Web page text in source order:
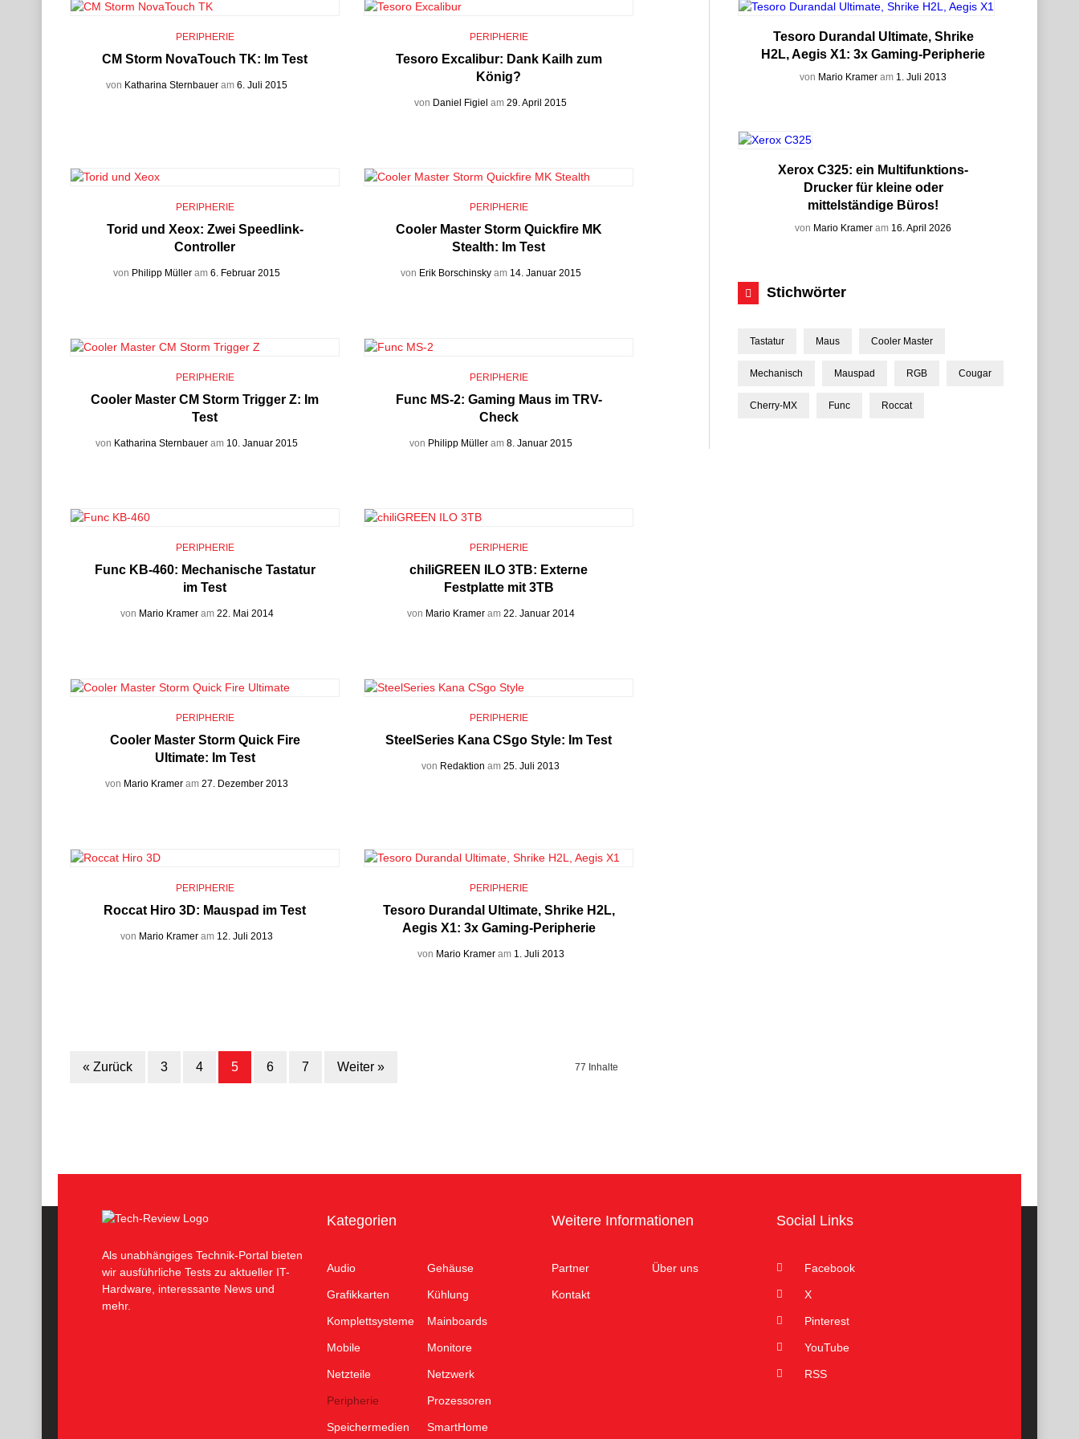
PERIPHERIE
CM Storm NovaTouch TK: Im Test
von Katharina Sternbauer am6. Juli 2015
PERIPHERIE
Tesoro Excalibur: Dank Kailh zum
König?
von Daniel Figiel am29. April 2015
PERIPHERIE
Torid und Xeox: Zwei Speedlink-
Controller
von Philipp Müller am6. Februar 2015
PERIPHERIE
Cooler Master Storm Quickfire MK
Stealth: Im Test
von Erik Borschinskyam 14. Januar 2015
PERIPHERIE
Cooler Master CM Storm Trigger Z: Im
Test
von Katharina Sternbauer am 10. Januar 2015
PERIPHERIE
Func MS-2: Gaming Maus im TRV-
Check
von Philipp Mülleram 8. Januar 2015
PERIPHERIE
Func KB-460: Mechanische Tastatur
im Test
von Mario Krameram 22. Mai 2014
PERIPHERIE
chiliGREEN ILO 3TB: Externe
Festplatte mit 3TB
von Mario Krameram 22. Januar 2014
PERIPHERIE
Cooler Master Storm Quick Fire
Ultimate: Im Test
von Mario Kramer am27. Dezember 2013
PERIPHERIE
SteelSeries Kana CSgo Style: Im Test
von Redaktion am25. Juli 2013
PERIPHERIE
Roccat Hiro 3D: Mauspad im Test
von Mario Kramer am 12. Juli 2013
PERIPHERIE
Tesoro Durandal Ultimate, Shrike H2L,
Aegis X1: 3x Gaming-Peripherie
von Mario Krameram 1. Juli 2013
« Zurück 3 4 5 6 7 Weiter » 77 Inhalte
Tesoro Durandal Ultimate, Shrike
H2L, Aegis X1: 3x Gaming-Peripherie
von Mario Kramer am 1. Juli 2013
Xerox C325: ein Multifunktions-
Drucker für kleine oder
mittelständige Büros!
von Mario Kramer am 16. April 2026
Stichwörter
Tastatur Maus Cooler Master
Mechanisch Mauspad RGB Cougar
Cherry-MX Func Roccat
Als unabhängiges Technik-Portal bieten
wir ausführliche Tests zu aktueller IT-
Hardware, interessante News und
mehr.
Kategorien
Audio Gehäuse
Grafikkarten Kühlung
Komplettsysteme Mainboards
Mobile Monitore
Netzteile Netzwerk
Peripherie Prozessoren
Speichermedien SmartHome
Weitere Informationen
Partner Über uns
Kontakt
Social Links
Facebook
X
Pinterest
YouTube
RSS